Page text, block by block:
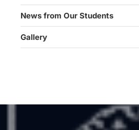
News from Our Students
Gallery